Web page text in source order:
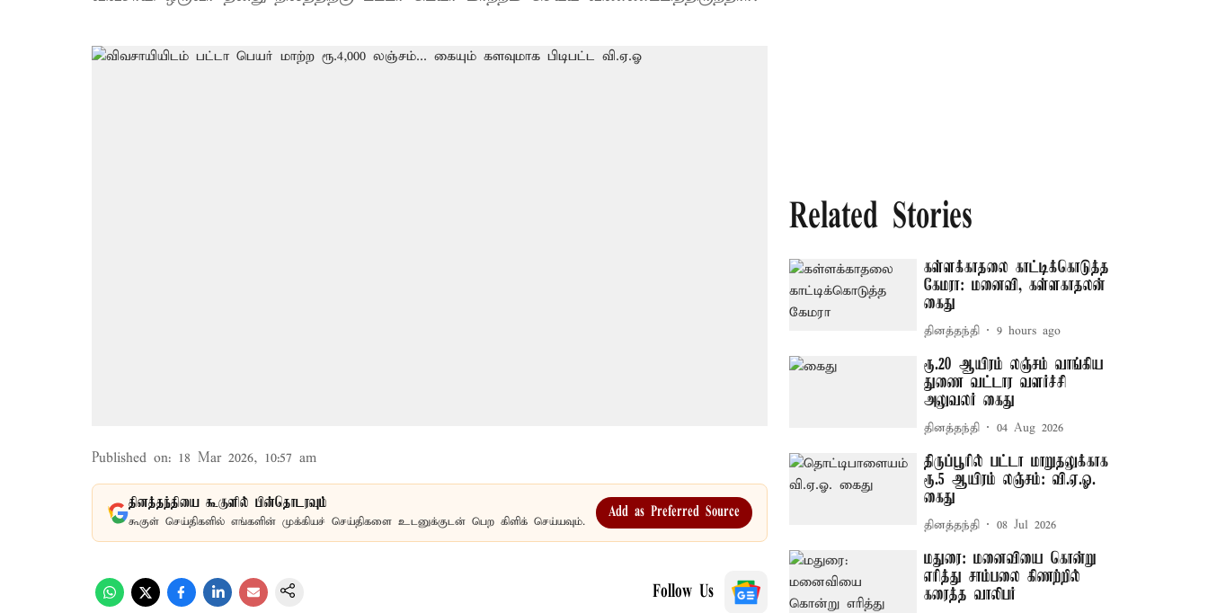
Published on: 18 Mar 2026, 10:57 am
தினத்தந்தியை கூகுளில் பின்தொடரவும்
கூகுள் செய்திகளில் எங்களின் முக்கியச் செய்திகளை உடனுக்குடன் பெற கிளிக் செய்யவும்.
Add as Preferred Source
Follow Us
Related Stories
கள்ளக்காதலை காட்டிக்கொடுத்த
கேமரா: மனைவி, கள்ளகாதலன்
கைது
தினத்தந்தி 9 hours ago
ரூ.20 ஆயிரம் லஞ்சம் வாங்கிய
துணை வட்டார வளர்ச்சி
அலுவலர் கைது
தினத்தந்தி 04 Aug 2026
திருப்பூரில் பட்டா மாறுதலுக்காக
ரூ.5 ஆயிரம் லஞ்சம்: வி.ஏ.ஓ.
கைது
தினத்தந்தி 08 Jul 2026
மதுரை: மனைவியை கொன்று
எரித்து சாம்பலை கிணற்றில்
கரைத்த வாலிபர்